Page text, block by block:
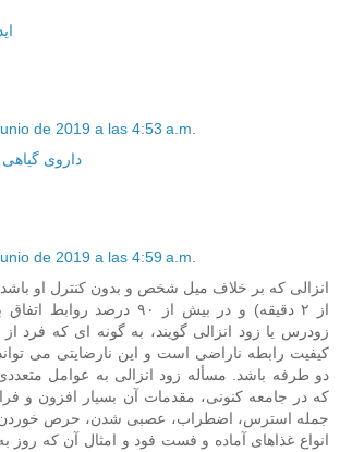
de 2019 a las 4:53 a.m.
داروی
de 2019 a las 4:59 a.m.
انزالی که بر خلاف میل شخص و بدون کنترل او باشد
از ۲ دقیقه) و در بیش از ۹۰ درصد
زودرس یا زود انزالی گویند، به گونه ای که فرد از
کیفیت رابطه ناراضی است و این نارضایتی می
دو طرفه باشد. مسأله زود انزالی به عوامل
که در جامعه کنونی، مقدمات آن بسیار افزون و
جمله استرس، اضطراب، عصبی شدن، حرص خوردن و
انواع غذاهای آماده و فست فود و امثال آن که روز